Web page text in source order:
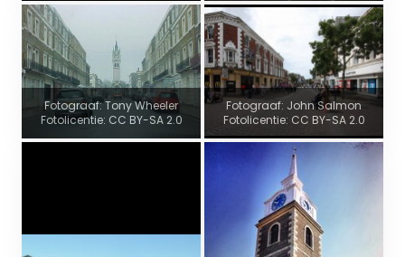
Fotograaf: Tony Wheeler
Fotolicentie: CC BY-SA 2.0
Fotograaf: John Salmon
Fotolicentie: CC BY-SA 2.0